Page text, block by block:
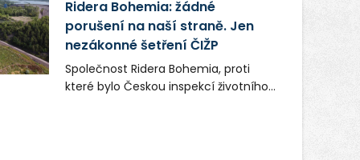
společnost Dang Investment Group
s.r.o. investuje do projektu přes 50
milionů korun. Cílem je přinést
Ostravě dva špičkové gastronomické
koncepty, které v regionu dosud
chyběly, luxusní středomořskou
Ridera Bohemia: žádné
porušení na naší straně. Jen
nezákonné šetření ČIŽP
Společnost Ridera Bohemia, proti
které bylo Českou inspekcí životního